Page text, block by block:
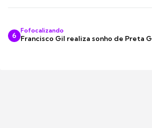
6
Fofocalizando
Francisco Gil realiza sonho de Preta